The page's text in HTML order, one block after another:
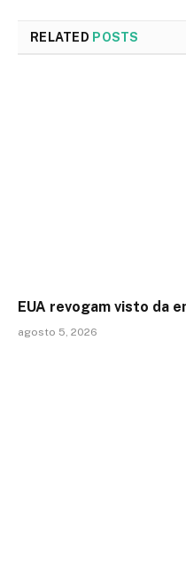
RELATED POSTS
EUA revogam visto da
agosto 5, 2026